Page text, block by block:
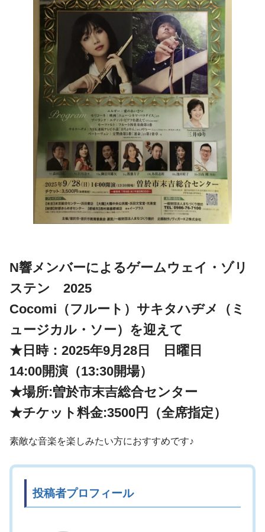
N響メンバーによるゲームウェイ・ゾリ
ステン 2025
Cocomi（フルート）サキタハヂメ（ミ
ュージカル・ソー）を迎えて
★日時：2025年9月28日 日曜日
14:00開演（13:30開場）
★場所:曽於市末吉総合センター
★チケット料金:3500円（全席指定）
素敵な音楽を楽しみたい方におすすめです♪
投稿者プロフィール